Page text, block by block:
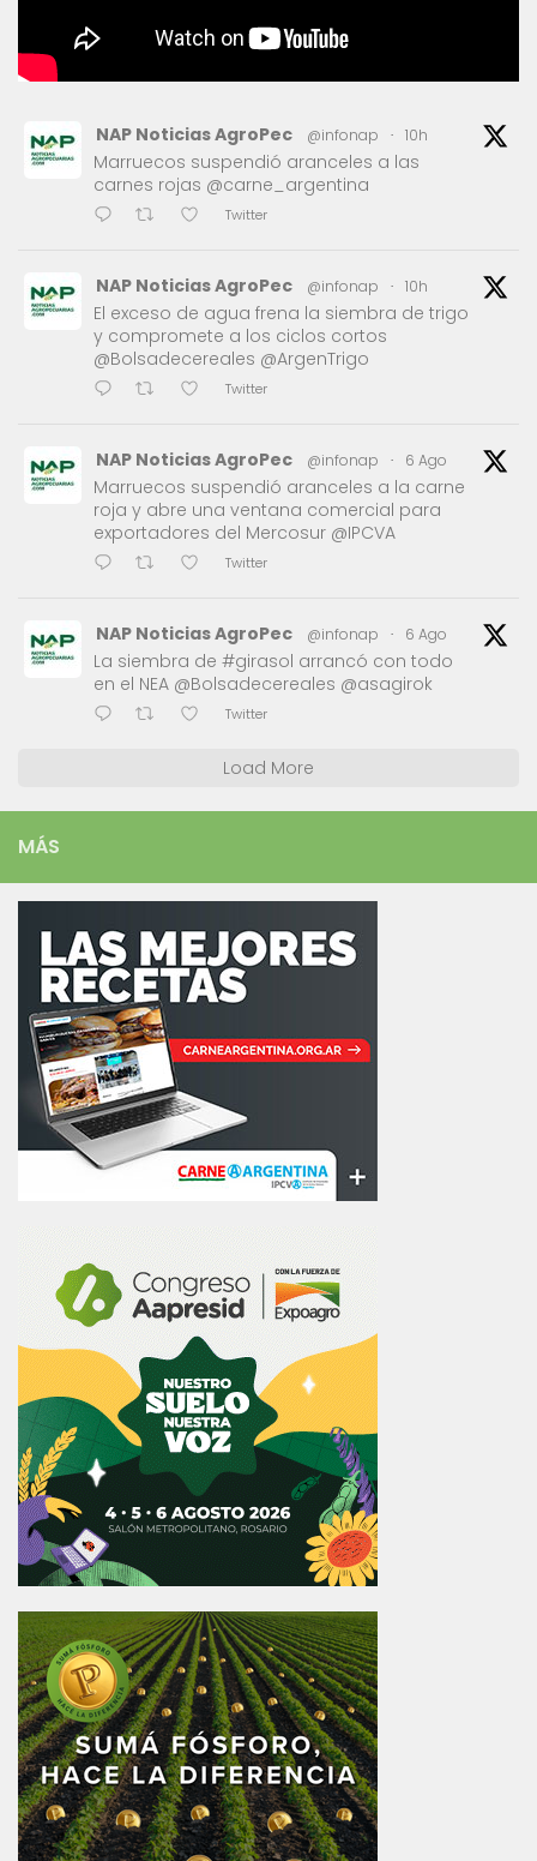
NAP Noticias AgroPec @infonap · 10h
Marruecos suspendió aranceles a las
carnes rojas @carne_argentina
Twitter
NAP Noticias AgroPec @infonap · 10h
El exceso de agua frena la siembra de trigo
y compromete a los ciclos cortos
@Bolsadecereales @ArgenTrigo
Twitter
NAP Noticias AgroPec @infonap · 6 Ago
Marruecos suspendió aranceles a la carne
roja y abre una ventana comercial para
exportadores del Mercosur @IPCVA
Twitter
NAP Noticias AgroPec @infonap · 6 Ago
La siembra de #girasol arrancó con todo
en el NEA @Bolsadecereales @asagirok
Twitter
Load More
MÁS